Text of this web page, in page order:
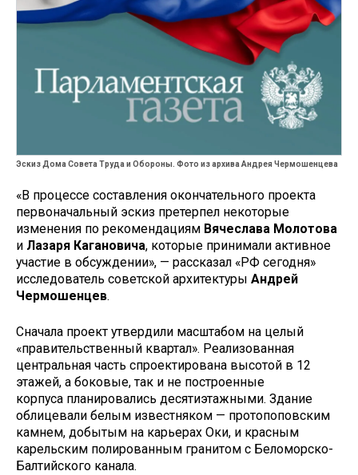
Эскиз Дома Совета Труда и Обороны. Фото из архива Андрея Чермошенцева
«В процессе составления окончательного проекта
первоначальный эскиз претерпел некоторые
изменения по рекомендациям Вячеслава Молотова
и Лазаря Кагановича, которые принимали активное
участие в обсуждении», — рассказал «РФ сегодня»
исследователь советской архитектуры Андрей
Чермошенцев.
Сначала проект утвердили масштабом на целый
«правительственный квартал». Реализованная
центральная часть спроектирована высотой в 12
этажей, а боковые, так и не построенные
корпуса планировались десятиэтажными. Здание
облицевали белым известняком — протопоповским
камнем, добытым на карьерах Оки, и красным
карельским полированным гранитом с Беломорско-
Балтийского канала.